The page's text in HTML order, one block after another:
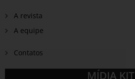
A revista
A equipe
Contatos
MÍDIA KIT